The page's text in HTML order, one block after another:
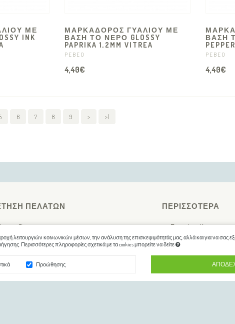
λειτουργιών κοινωνικών μέσων, την ανάλυση της επισκεψιμότητάς μας, αλλά και για να σας
Περισσότερες πληροφορίες σχετικά με τα cookies μπορείτε να δείτε
Προώθησης
ΜΕ
INK
ΜΑΡΚΑΔΟΡΟΣ ΓΥΑΛΙΟΥ ΜΕ
ΒΑΣΗ ΤΟ ΝΕΡΟ GLOSSY
PAPRIKA 1,2MM VITREA
PEBEO
4,40€
ΒΑΣΗ
PEBEO
4,40€
6 7 8 9 > >|
ΠΕΛΑΤΏΝ
μαζί μας
μου
ΠΕΡΙΣΣΌΤΕΡΑ
Ευρετήριο
Ενημερώσεις